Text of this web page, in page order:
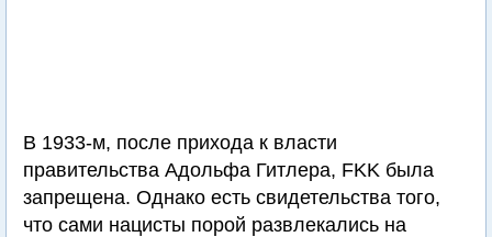
В 1933-м, после прихода к власти
правительства Адольфа Гитлера, FKK была
запрещена. Однако есть свидетельства того,
что сами нацисты порой развлекались на